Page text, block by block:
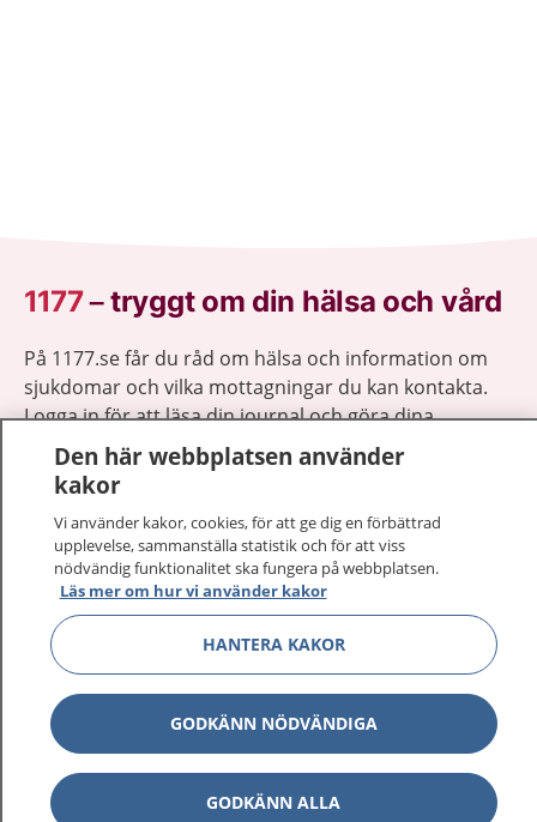
1177–tryggt om din hälsa och vård
På 1177.se får du råd om hälsa och information om
sjukdomar och vilka mottagningar du kan kontakta.
Logga in för att läsa din journal och göra dina
vårdärenden. Ring telefonnummer 1177 för
sjukvårdsrådgivning dygnet runt.
1177 ger dig råd när du vill må bättre.
1177 på flera språk Visa
Om 1177 Visa
Kontakt Visa
Den här webbplatsen använder
kakor
Vi använder kakor, cookies, för att ge dig en förbättrad
upplevelse, sammanställa statistik och för att viss
nödvändig funktionalitet ska fungera på webbplatsen.
Läs mer om hur vi använder kakor
HANTERA KAKOR
GODKÄNN NÖDVÄNDIGA
GODKÄNN ALLA